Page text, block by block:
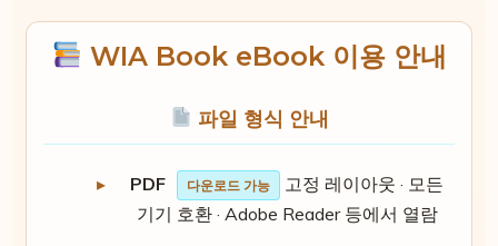
WIA Book eBook 이용 안내
파일 형식 안내
PDF 다운로드 가능
고정 레이아웃 · 모든
기기 호환 · Adobe Reader 등에서 열람